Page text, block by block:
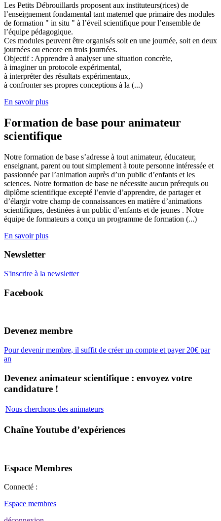
Les Petits Débrouillards proposent aux instituteurs(rices) de
l’enseignement fondamental tant maternel que primaire des modules
de formation " in situ " à l’éveil scientifique pour l’ensemble de
l’équipe pédagogique.
Ces modules peuvent être organisés soit en une journée, soit en deux
journées ou encore en trois journées.
Objectif : Apprendre à analyser une situation concrète,
à imaginer un protocole expérimental,
à interpréter des résultats expérimentaux,
à confronter ses propres conceptions à la (...)
En savoir plus
Formation de base pour animateur
scientifique
Notre formation de base s’adresse à tout animateur, éducateur,
enseignant, parent ou tout simplement à toute personne intéressée et
passionnée par l’animation auprès d’un public d’enfants et les
sciences. Notre formation de base ne nécessite aucun prérequis ou
diplôme scientifique excepté l’envie d’apprendre, de partager et
d’élargir votre champ de connaissances en matière d’animations
scientifiques, destinées à un public d’enfants et de jeunes . Notre
équipe de formateurs a conçu un programme de formation (...)
En savoir plus
Newsletter
S'inscrire à la newsletter
Facebook
Devenez membre
Pour devenir membre, il suffit de créer un compte et payer 20€ par
an
Devenez animateur scientifique : envoyez votre
candidature !
Nous cherchons des animateurs
Chaîne Youtube d’expériences
Espace Membres
Connecté :
Espace membres